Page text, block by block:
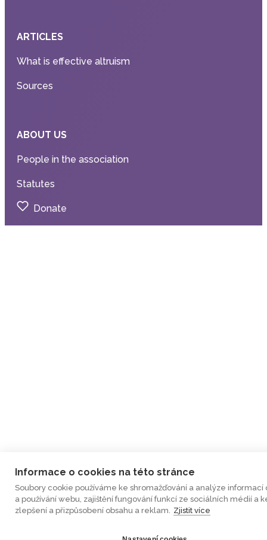
ARTICLES
What is effective altruism
Sources
ABOUT US
People in the association
Statutes
Donate
Informace o cookies na této stránce
Soubory cookie používáme ke shromažďování a analýze informací
a používání webu, zajištění fungování funkcí ze sociálních médií a
zlepšení a přizpůsobení obsahu a reklam. Zjistit více